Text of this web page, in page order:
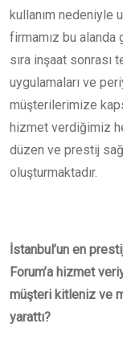
kullanım nedeniyle
firmamız bu alanda
sıra inşaat sonrası
uygulamaları ve
müşterilerimize
hizmet verdiğimiz
düzen ve prestij
oluşturmaktadır.
İstanbul’un en
Forum’a hizmet
müşteri kitleniz ve
yarattı?